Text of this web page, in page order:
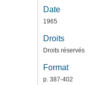
Date
1965
Droits
Droits réservés
Format
p. 387-402